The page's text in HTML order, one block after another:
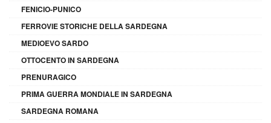
FENICIO-PUNICO
FERROVIE STORICHE DELLA SARDEGNA
MEDIOEVO SARDO
OTTOCENTO IN SARDEGNA
PRENURAGICO
PRIMA GUERRA MONDIALE IN SARDEGNA
SARDEGNA ROMANA